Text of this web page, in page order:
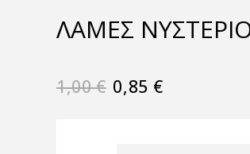
ΛΑΜΕΣ
1,00€ 0,85 €